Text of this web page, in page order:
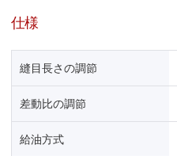
仕様
縫目長さの調節
差動比の調節
給油方式